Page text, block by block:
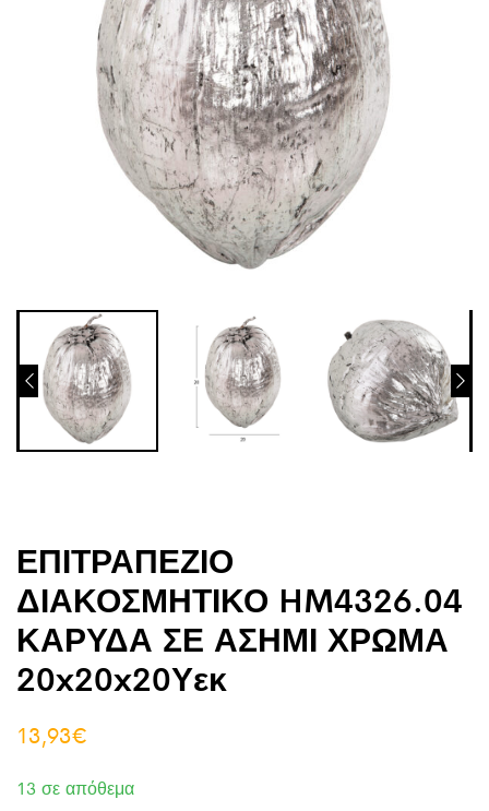
ΕΠΙΤΡΑΠΕΖΙΟ
ΔΙΑΚΟΣΜΗΤΙΚΟ HM4326.04
ΚΑΡΥΔΑ ΣΕ ΑΣΗΜΙ ΧΡΩΜΑ
20x20x20Υεκ
13,93€
13 σε απόθεμα